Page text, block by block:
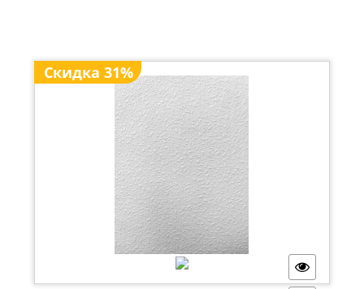
Скидка 31%